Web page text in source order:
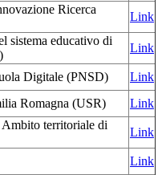
Ricerca
Link
sistema educativo di
Link
Digitale (PNSD)
Link
Romagna (USR)
Link
territoriale di
Link
Link